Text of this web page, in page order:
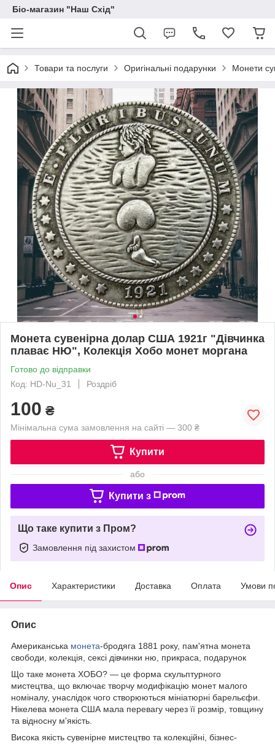
Біо-магазин "Наш Схід"
Товари та послуги Оригінальні подарунки Монети
Монета сувенірна долар США 1921г "Дівчинка
плаває НЮ", Колекція Хобо монет моргана
Готово до відправки
Код: HD-Nu_31
Роздріб
100 ₴
Мінімальна сума замовлення на сайті — 300 ₴
Купити
або
Купити з
Що таке купити з Пром?
Замовлення під захистом
Опис Характеристики Доставка Оплата Умови
Опис
Американська монета-бродяга 1881 року, пам'ятна монета
свободи, колекція, сексі дівчинки ню, прикраса, подарунок
Що таке монета ХОБО? — це форма скульптурного
мистецтва, що включає творчу модифікацію монет малого
номіналу, унаслідок чого створюються мініатюрні барельєфи.
Нікелева монета США мала перевагу через її розмір, товщину
та відносну м'якість.
Висока якість сувенірне мистецтво та колекційні, бізнес-